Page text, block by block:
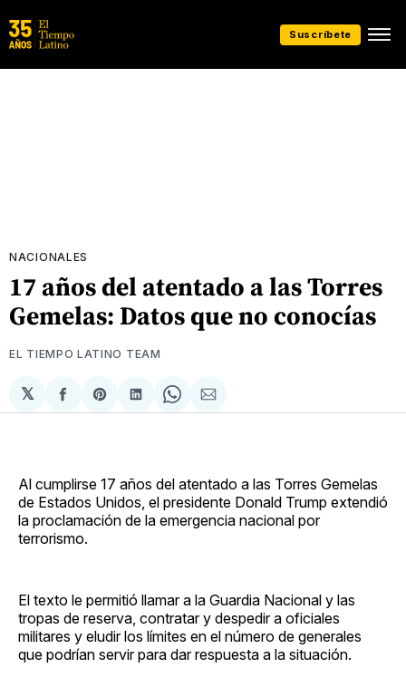
Suscríbete
NACIONALES
17 años del atentado a las Torres
Gemelas: Datos que no conocías
EL TIEMPO LATINO TEAM
𝕏
Compartir
en
Share
on
Compartir
en
Share
on
Compartir
via
Al cumplirse 17 años del atentado a las Torres Gemelas
de Estados Unidos, el presidente Donald Trump extendió
la proclamación de la emergencia nacional por
terrorismo.
El texto le permitió llamar a la Guardia Nacional y las
tropas de reserva, contratar y despedir a oficiales
militares y eludir los límites en el número de generales
que podrían servir para dar respuesta a la situación.